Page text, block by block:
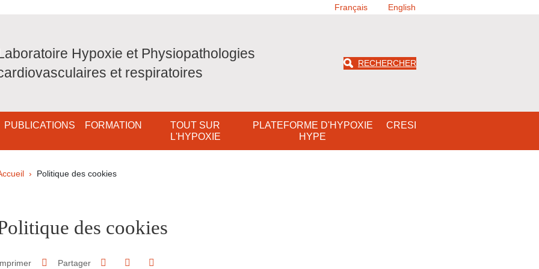
Français English
Hypoxie et Physiopathologies
et respiratoires
RECHERCHER
PUBLICATIONS FORMATION
TOUT SUR
L'HYPOXIE
PLATEFORME D'HYPOXIE
HYPE
CRESI
d'Ariane
Politique des cookies
Sidebardes cookies
Partager Partager sur Facebook
Partager sur LinkedIn